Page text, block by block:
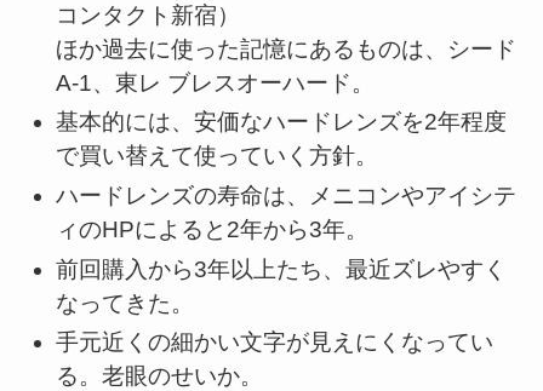
コンタクト新宿）
ほか過去に使った記憶にあるものは、シード
A-1、東レ ブレスオーハード。
基本的には、安価なハードレンズを2年程度
で買い替えて使っていく方針。
ハードレンズの寿命は、メニコンやアイシテ
ィのHPによると2年から3年。
前回購入から3年以上たち、最近ズレやすく
なってきた。
手元近くの細かい文字が見えにくなってい
る。老眼のせいか。